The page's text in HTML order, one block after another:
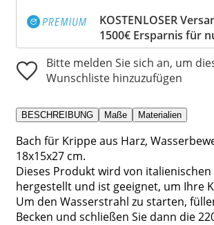
KOSTENLOSER
1500€ Ersparnis für
Bitte melden Sie sich an, um
Wunschliste hinzuzufügen
BESCHREIBUNG Maße Materialien
Bach für Krippe aus Harz,
18x15x27 cm.
Dieses Produkt wird von
hergestellt und ist geeignet, um Ihre
Um den Wasserstrahl zu starten,
Becken und schließen Sie dann die